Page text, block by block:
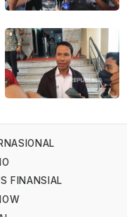
FINANSIAL